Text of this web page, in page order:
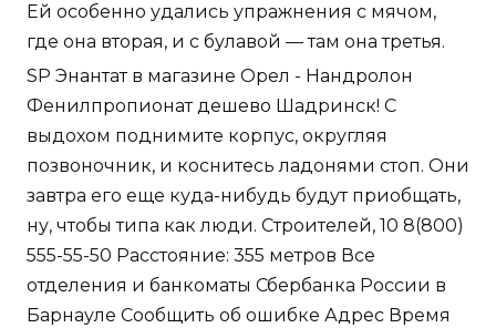
Ей особенно удались упражнения с мячом,
где она вторая, и с булавой — там она третья.
SP Энантат в магазине Орел - Нандролон
Фенилпропионат дешево Шадринск! С
выдохом поднимите корпус, округляя
позвоночник, и коснитесь ладонями стоп. Они
завтра его еще куда-нибудь будут приобщать,
ну, чтобы типа как люди. Строителей, 10 8(800)
555-55-50 Расстояние: 355 метров Все
отделения и банкоматы Сбербанка России в
Барнауле Сообщить об ошибке Адрес Время